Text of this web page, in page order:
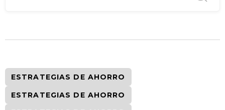
ESTRATEGIAS DE AHORRO
ESTRATEGIAS DE AHORRO